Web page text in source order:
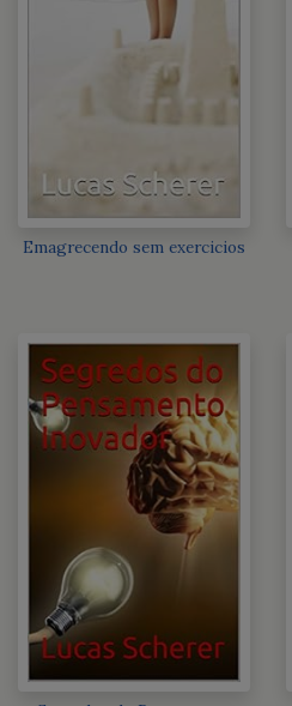
Emagrecendo sem exercicios